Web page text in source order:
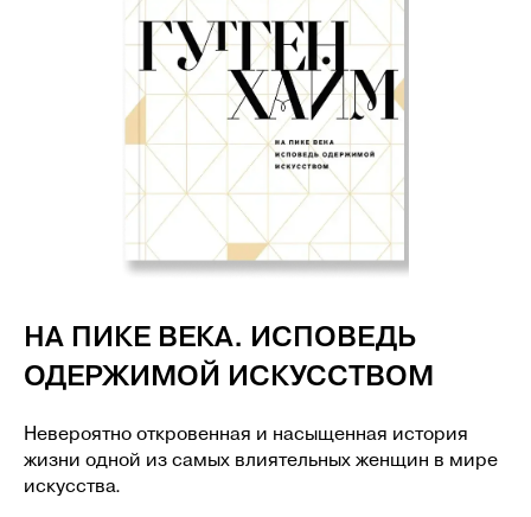
ЖУРНАЛ WAY OF LIVING/WOL №12 2025
НА ПИКЕ ВЕКА. ИСПОВЕДЬ
ОДЕРЖИМОЙ ИСКУССТВОМ
Невероятно откровенная и насыщенная история
жизни одной из самых влиятельных женщин в мире
искусства.